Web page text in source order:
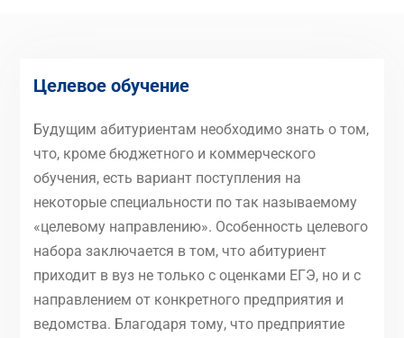
Целевое обучение
Будущим абитуриентам необходимо знать о том,
что, кроме бюджетного и коммерческого
обучения, есть вариант поступления на
некоторые специальности по так называемому
«целевому направлению». Особенность целевого
набора заключается в том, что абитуриент
приходит в вуз не только с оценками ЕГЭ, но и с
направлением от конкретного предприятия и
ведомства. Благодаря тому, что предприятие